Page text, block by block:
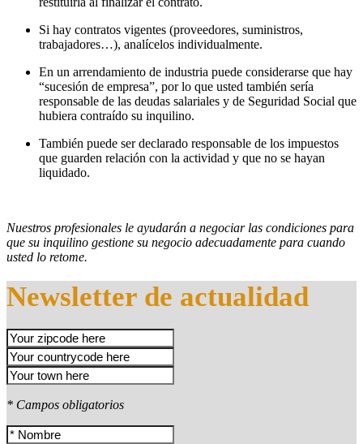
Si hay contratos vigentes (proveedores, suministros,
trabajadores…), analícelos individualmente.
En un arrendamiento de industria puede considerarse que hay
“sucesión de empresa”, por lo que usted también sería
responsable de las deudas salariales y de Seguridad Social que
hubiera contraído su inquilino.
También puede ser declarado responsable de los impuestos
que guarden relación con la actividad y que no se hayan
liquidado.
Nuestros profesionales le ayudarán a negociar las condiciones para
que su inquilino gestione su negocio adecuadamente para cuando
usted lo retome.
Newsletter de actualidad
* Campos obligatorios